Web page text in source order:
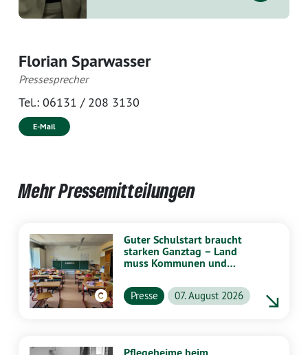
Florian Sparwasser
Pressesprecher
Tel.: 06131 / 208 3130
E-Mail
Mehr Pressemitteilungen
Guter Schulstart braucht
starken Ganztag – Land
muss Kommunen und
unterstützen
Presse 07. August 2026